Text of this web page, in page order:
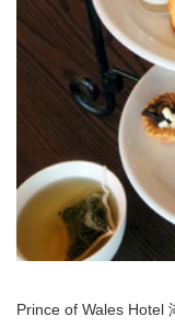
Prince of Wales Hotel